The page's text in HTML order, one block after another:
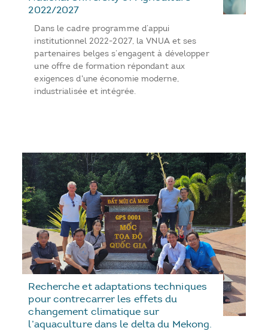
2022/2027
Dans le cadre programme d’appui
institutionnel 2022-2027, la VNUA et ses
partenaires belges s’engagent à développer
une offre de formation répondant aux
exigences d'une économie moderne,
industrialisée et intégrée.
Recherche et adaptations techniques
pour contrecarrer les effets du
changement climatique sur
l’aquaculture dans le delta du Mekong.